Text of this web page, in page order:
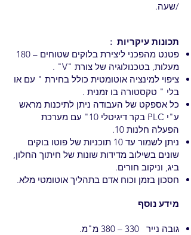
/שעה.
תכונות עיקריות :
פטנט מהפכני ליצירת בלוקים שטוחים – 180
מעלות, בטכנולוגיה של צורת "V" .
ציפוי למינציה אוטומטית כולל בחירת " עם או
בלי " טקסטורה בו זמנית .
כל אספקט של העבודה ניתן לתיכנות מראש
ע"י PLC בקר דיגיטלי 10" עם מערכת
הפעלה חלנות 10.
ניתן לשמור עד 10 תוכניות של פוטו בוקים
שונים בשילוב מדידות שונות של חיתוך החלון,
ביג, וניקוב חורים.
חסכון בזמן וכוח אדם בתהליך אוטומטי מלא.
מידע נוסף
גובה נייר 330 – 380 מ"מ.